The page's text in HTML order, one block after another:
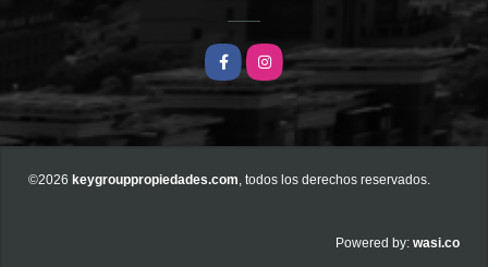
FacebookInstagram
©2026 keygrouppropiedades.com, todos los derechos reservados.
Powered by: wasi.co